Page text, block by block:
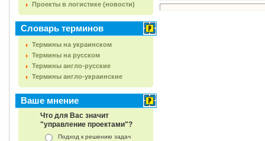
Проекты в логистике (новости)
Словарь терминов
Термины на украинском
Термины на русском
Термины англо-русские
Термины англо-украинские
Ваше мнение
Что для Вас значит
"управление проектами"?
Подход к решению задач